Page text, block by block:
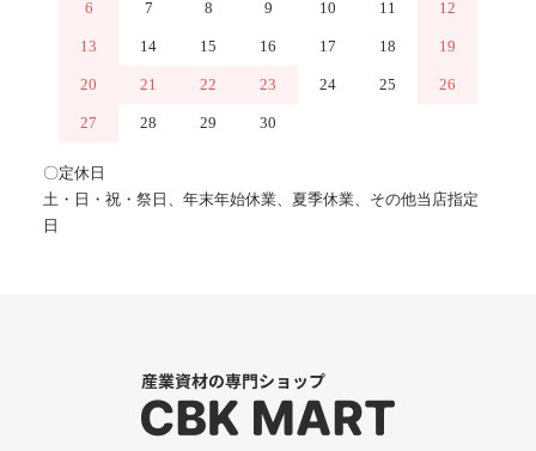
6 7 8 9 10 11 12
13 14 15 16 17 18 19
20 21 22 23 24 25 26
27 28 29 30
〇定休日
土・日・祝・祭日、年末年始休業、夏季休業、その他当店指定
日